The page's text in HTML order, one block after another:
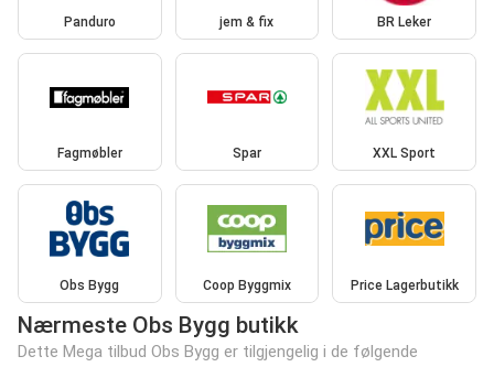
Panduro jem & fix BR Leker
Fagmøbler Spar XXL Sport
Obs Bygg Coop Byggmix Price Lagerbutikk
Nærmeste Obs Bygg butikk
Dette Mega tilbud Obs Bygg er tilgjengelig i de følgende